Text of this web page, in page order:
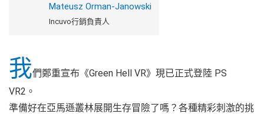
Mateusz Orman-Janowski
Incuvo行銷負責人
我們鄭重宣布《Green Hell VR》現已正式登陸 PS
VR2。
準備好在亞馬遜叢林展開生存冒險了嗎？各種精彩刺激的挑